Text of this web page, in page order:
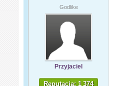
Godlike
Przyjaciel
Reputacja: 1 374